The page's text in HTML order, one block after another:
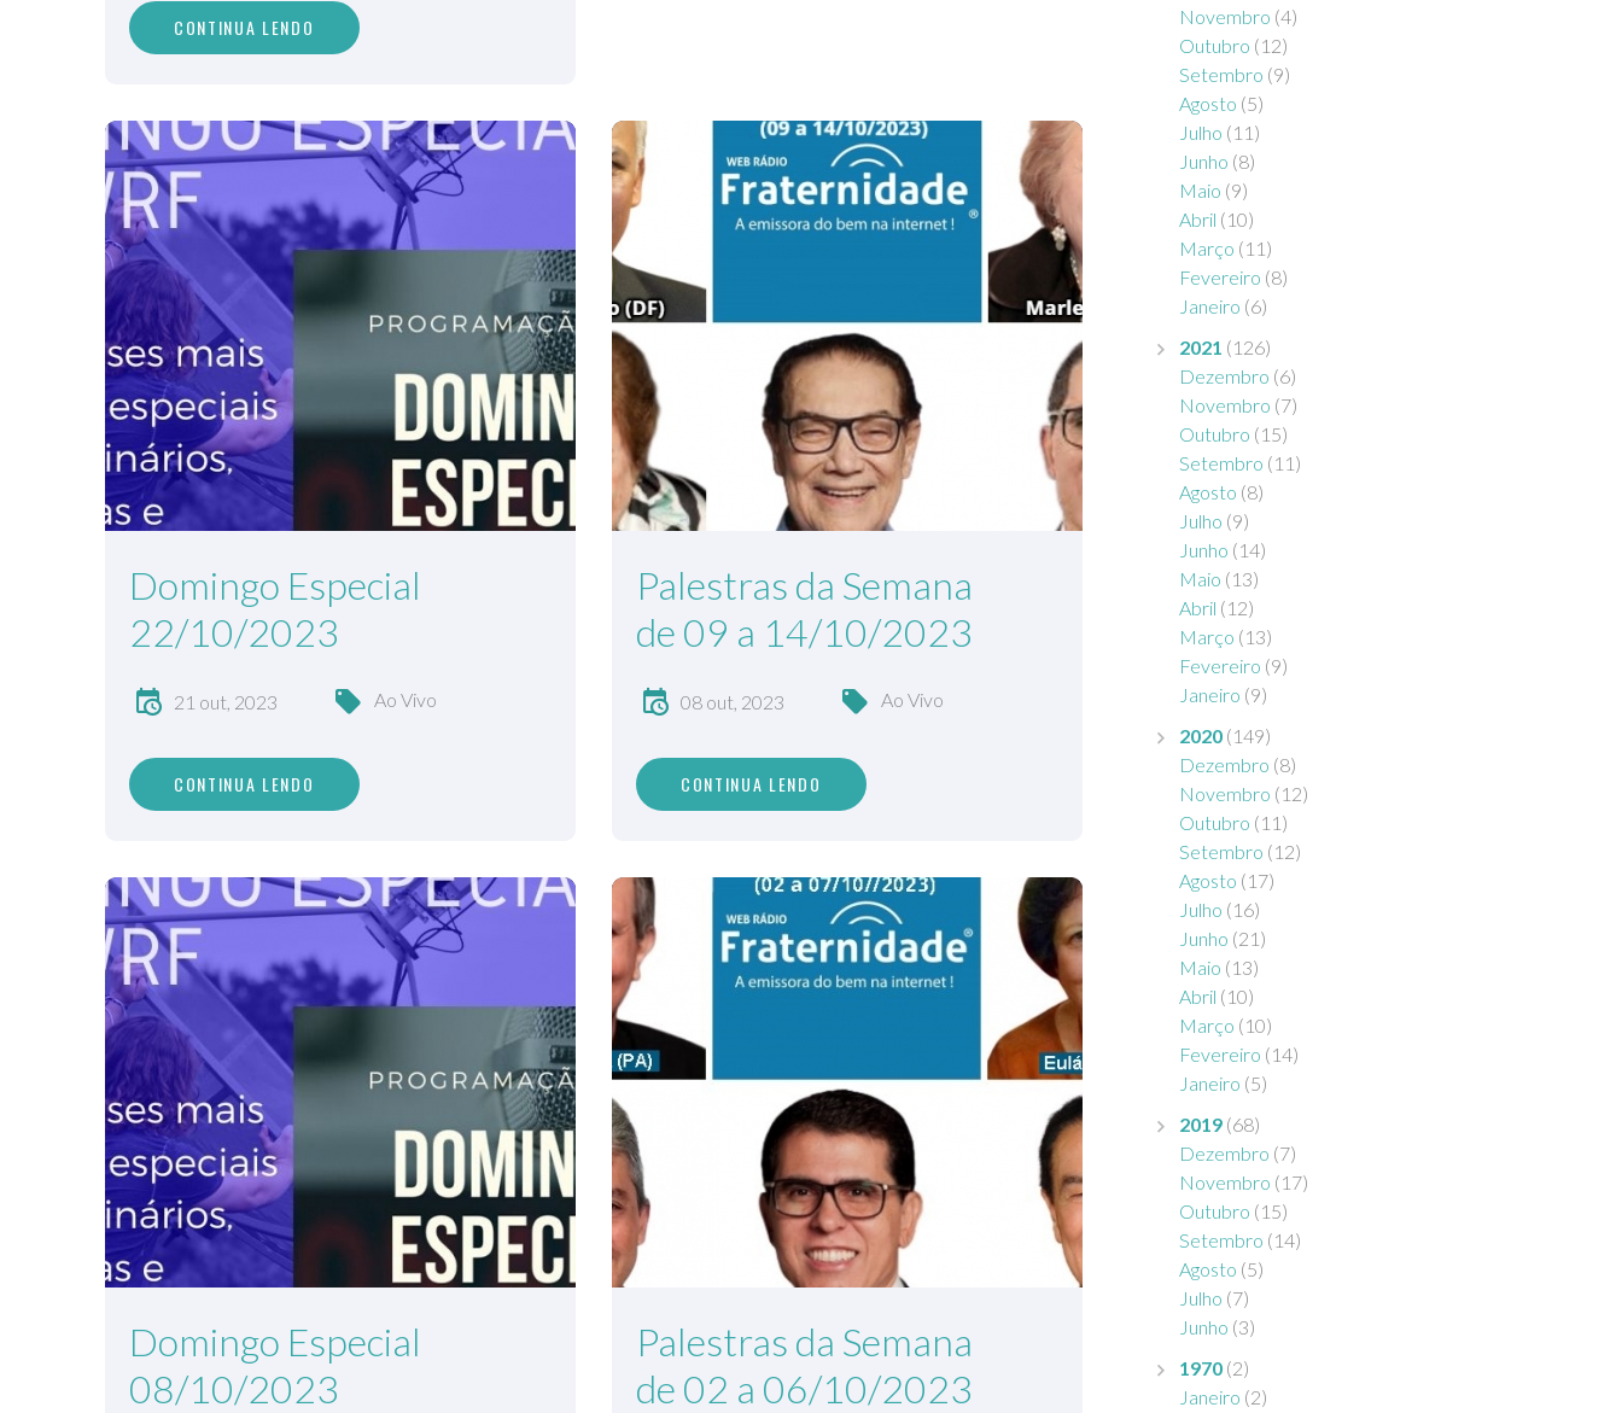
CONTINUA LENDO
Domingo Especial
22/10/2023
21 out, 2023 Ao Vivo
CONTINUA LENDO
Palestras da Semana
de 09 a 14/10/2023
08 out, 2023 Ao Vivo
CONTINUA LENDO
Domingo Especial
08/10/2023
Palestras da Semana
de 02 a 06/10/2023
Novembro (4)
Outubro (12)
Setembro (9)
Agosto (5)
Julho (11)
Junho (8)
Maio (9)
Abril (10)
Março (11)
Fevereiro (8)
Janeiro (6)
2021 (126)
Dezembro (6)
Novembro (7)
Outubro (15)
Setembro (11)
Agosto (8)
Julho (9)
Junho (14)
Maio (13)
Abril (12)
Março (13)
Fevereiro (9)
Janeiro (9)
2020 (149)
Dezembro (8)
Novembro (12)
Outubro (11)
Setembro (12)
Agosto (17)
Julho (16)
Junho (21)
Maio (13)
Abril (10)
Março (10)
Fevereiro (14)
Janeiro (5)
2019 (68)
Dezembro (7)
Novembro (17)
Outubro (15)
Setembro (14)
Agosto (5)
Julho (7)
Junho (3)
1970 (2)
Janeiro (2)